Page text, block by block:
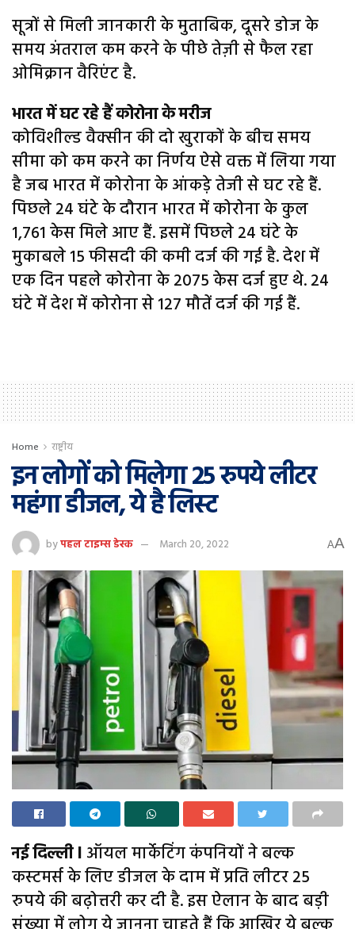
सूत्रों से मिली जानकारी के मुताबिक, दूसरे डोज के
समय अंतराल कम करने के पीछे तेज़ी से फैल रहा
ओमिक्रान वैरिएंट है.
भारत में घट रहे हैं कोरोना के मरीज
कोविशील्ड वैक्सीन की दो खुराकों के बीच समय
सीमा को कम करने का निर्णय ऐसे वक्त में लिया गया
है जब भारत में कोरोना के आंकड़े तेजी से घट रहे हैं.
पिछले 24 घंटे के दौरान भारत में कोरोना के कुल
1,761 केस मिले आए हैं. इसमें पिछले 24 घंटे के
मुकाबले 15 फीसदी की कमी दर्ज की गई है. देश में
एक दिन पहले कोरोना के 2075 केस दर्ज हुए थे. 24
घंटे में देश में कोरोना से 127 मौतें दर्ज की गई हैं.
Home राष्ट्रीय
इन लोगों को मिलेगा 25 रुपये लीटर
महंगा डीजल, ये है लिस्ट
byपहल टाइम्स डेस्क March 20, 2022 AA
नई दिल्ली l ऑयल मार्केटिंग कंपनियों ने बल्क
कस्टमर्स के लिए डीजल के दाम में प्रति लीटर 25
रुपये की बढ़ोत्तरी कर दी है. इस ऐलान के बाद बड़ी